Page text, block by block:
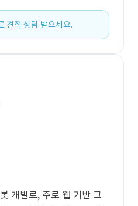
견적 상담 받으세요.
개발로, 주로 웹 기반 그